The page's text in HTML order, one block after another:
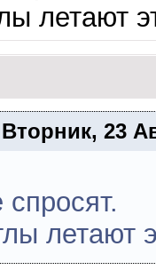
летают
23
летают